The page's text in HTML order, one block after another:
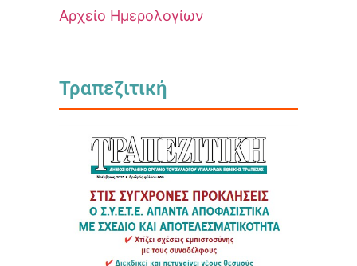
Αρχείο Ημερολογίων
Τραπεζιτική